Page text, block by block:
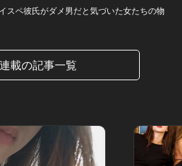
スペ彼氏がダメ男だと気づいた女たちの物
載の記事一覧